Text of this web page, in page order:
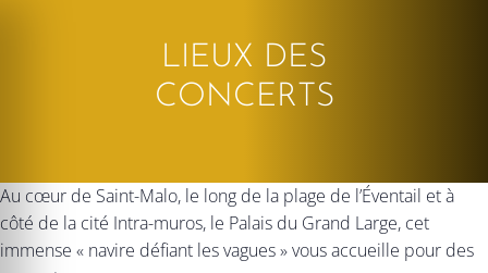
LIEUX DES
CONCERTS
Au cœur de Saint-Malo, le long de la plage de l’Éventail et à
côté de la cité Intra-muros, le Palais du Grand Large, cet
immense « navire défiant les vagues » vous accueille pour des